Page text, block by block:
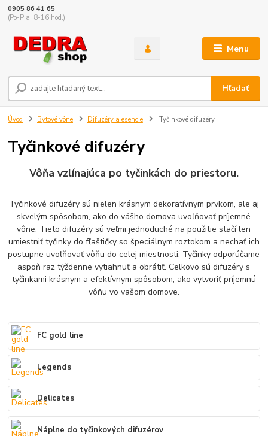
Menu
Hľadať
0905 86 41 65
(Po-Pia, 8-16 hod.)
Úvod Bytové vône Difuzéry a esencie Tyčinkové difuzéry
Tyčinkové difuzéry
Vôňa vzlínajúca po tyčinkách do priestoru.
Tyčinkové difuzéry sú nielen krásnym dekoratívnym prvkom, ale aj
skvelým spôsobom, ako do vášho domova uvoľňovať príjemné
vône. Tieto difuzéry sú veľmi jednoduché na použitie stačí len
umiestniť tyčinky do fľaštičky so špeciálnym roztokom a nechať ich
postupne uvoľňovať vôňu do celej miestnosti. Tyčinky odporúčame
aspoň raz týždenne vytiahnuť a obrátiť. Celkovo sú difuzéry s
tyčinkami krásnym a efektívnym spôsobom, ako vytvoriť príjemnú
vôňu vo vašom domove.
FC gold line
Legends
Delicates
Náplne do tyčinkových difuzérov